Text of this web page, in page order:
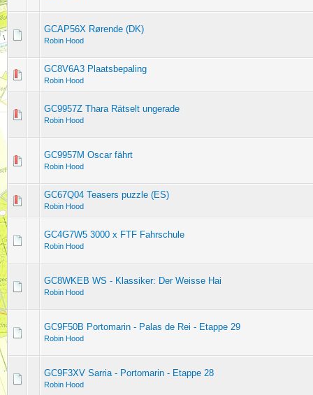
GCAP56X Rørende (DK)
Robin Hood
GC8V6A3 Plaatsbepaling
Robin Hood
GC9957Z Thara Rätselt ungerade
Robin Hood
GC9957M Oscar fährt
Robin Hood
GC67Q04 Teasers puzzle (ES)
Robin Hood
GC4G7W5 3000 x FTF Fahrschule
Robin Hood
GC8WKEB WS - Klassiker: Der Weisse Hai
Robin Hood
GC9F50B Portomarin - Palas de Rei - Etappe 29
Robin Hood
GC9F3XV Sarria - Portomarin - Etappe 28
Robin Hood